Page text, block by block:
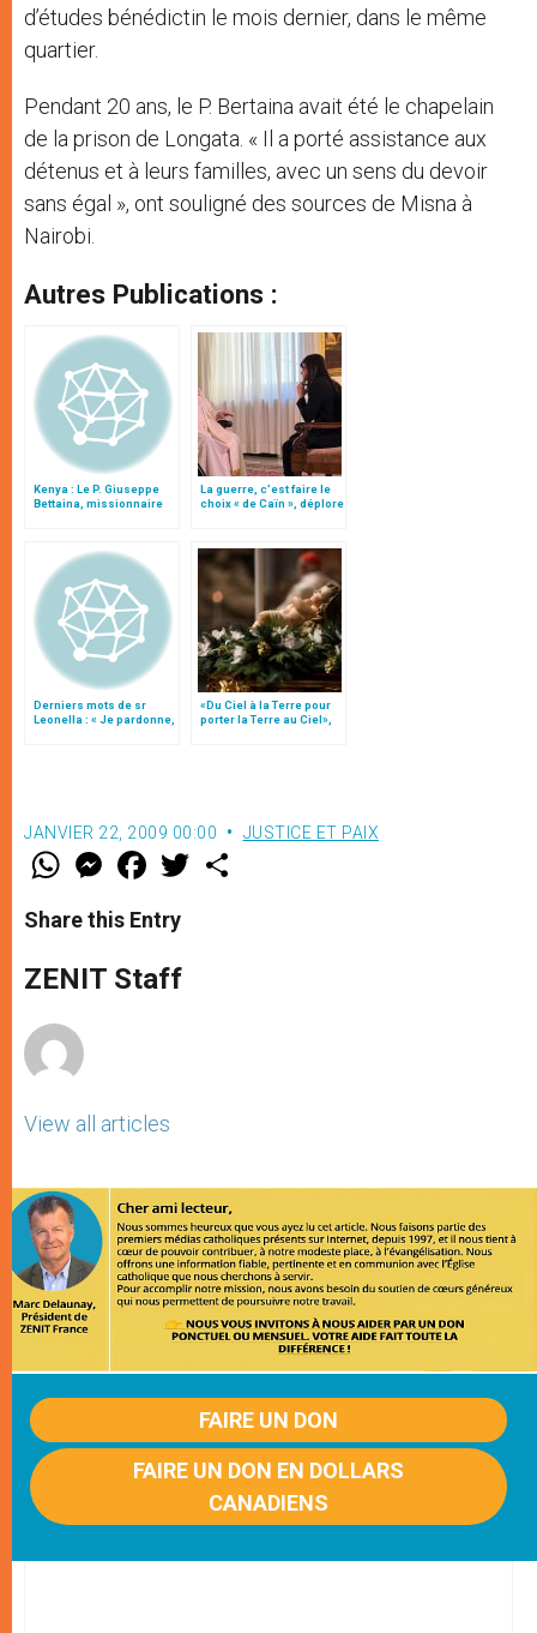
d’études bénédictin le mois dernier, dans le même
quartier.
Pendant 20 ans, le P. Bertaina avait été le chapelain
de la prison de Longata. « Il a porté assistance aux
détenus et à leurs familles, avec un sens du devoir
sans égal », ont souligné des sources de Misna à
Nairobi.
Autres Publications :
Kenya : Le P. Giuseppe
Bettaina, missionnaire
La guerre, c’est faire le
choix « de Caïn », déplore
Derniers mots de sr
Leonella : « Je pardonne,
«Du Ciel à la Terre pour
porter la Terre au Ciel»,
JANVIER 22, 2009 00:00 JUSTICE ET PAIX
W
t
s
p
p
M
e
s
e
g
e
F
a
e
b
o
k
w
Share this Entry
ZENIT Staff
View all articles
FAIRE UN DON
FAIRE UN DON EN DOLLARS
CANADIENS